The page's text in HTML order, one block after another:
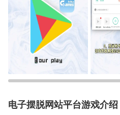
电子摆脱网站平台游戏介绍